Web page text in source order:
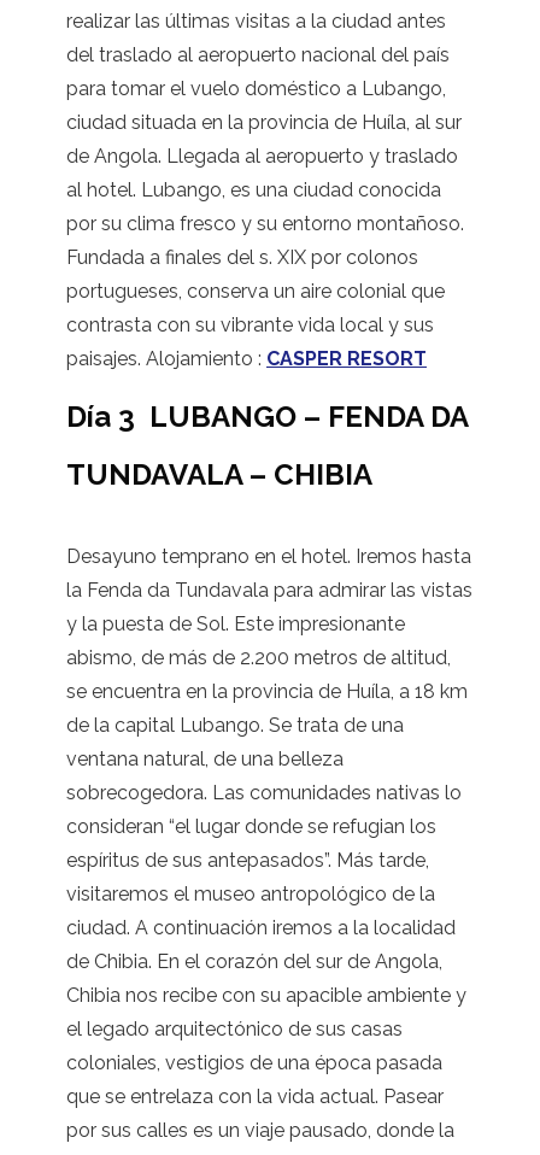
realizar las últimas visitas a la ciudad antes
del traslado al aeropuerto nacional del país
para tomar el vuelo doméstico a Lubango,
ciudad situada en la provincia de Huíla, al sur
de Angola. Llegada al aeropuerto y traslado
al hotel. Lubango, es una ciudad conocida
por su clima fresco y su entorno montañoso.
Fundada a finales del s. XIX por colonos
portugueses, conserva un aire colonial que
contrasta con su vibrante vida local y sus
paisajes. Alojamiento : CASPER RESORT
Día 3 LUBANGO – FENDA DA
TUNDAVALA – CHIBIA
Desayuno temprano en el hotel. Iremos hasta
la Fenda da Tundavala para admirar las vistas
y la puesta de Sol. Este impresionante
abismo, de más de 2.200 metros de altitud,
se encuentra en la provincia de Huíla, a 18 km
de la capital Lubango. Se trata de una
ventana natural, de una belleza
sobrecogedora. Las comunidades nativas lo
consideran “el lugar donde se refugian los
espíritus de sus antepasados”. Más tarde,
visitaremos el museo antropológico de la
ciudad. A continuación iremos a la localidad
de Chibia. En el corazón del sur de Angola,
Chibia nos recibe con su apacible ambiente y
el legado arquitectónico de sus casas
coloniales, vestigios de una época pasada
que se entrelaza con la vida actual. Pasear
por sus calles es un viaje pausado, donde la